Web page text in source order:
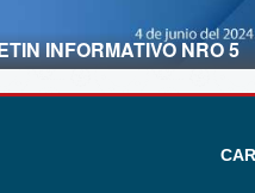
INFORMATIVO NRO 5